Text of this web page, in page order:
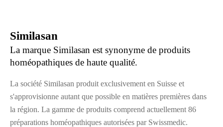
Similasan
La marque Similasan est synonyme de produits
homéopathiques de haute qualité.
La société Similasan produit exclusivement en Suisse et
s'approvisionne autant que possible en matières premières dans
la région. La gamme de produits comprend actuellement 86
préparations homéopathiques autorisées par Swissmedic.